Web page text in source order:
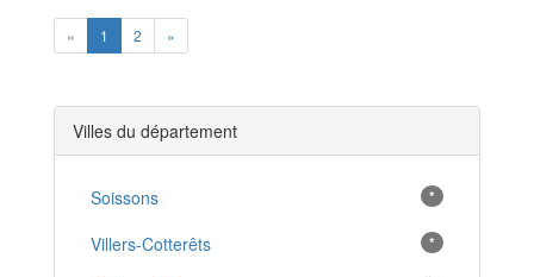
« Previous
1 2 »
Villes du département
Soissons *
Villers-Cotterêts *